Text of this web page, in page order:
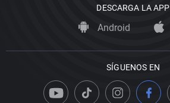
DESCARGA LA APP
Android
SÍGUENOS EN